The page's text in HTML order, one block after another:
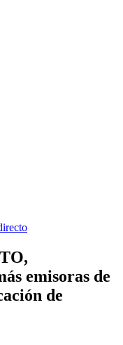
emisoras de
de